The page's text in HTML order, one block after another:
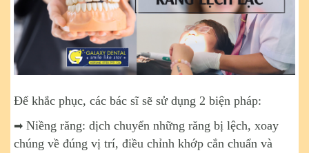
Để khắc phục, các bác sĩ sẽ sử dụng 2 biện pháp:
➡ Niềng răng: dịch chuyển những răng bị lệch, xoay
chúng về đúng vị trí, điều chỉnh khớp cắn chuẩn và